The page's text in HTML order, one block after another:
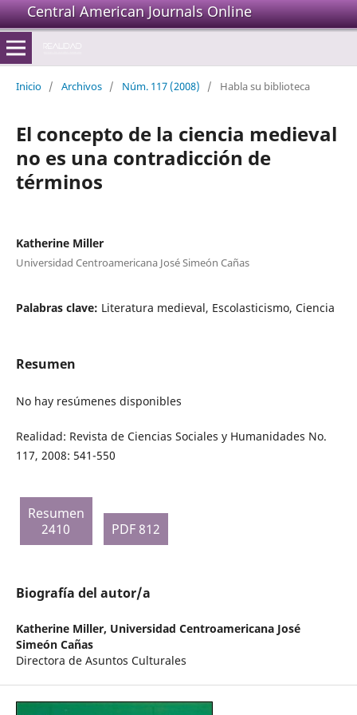
Central American Journals Online
Inicio / Archivos / Núm. 117 (2008) / Habla su biblioteca
El concepto de la ciencia medieval
no es una contradicción de
términos
Katherine Miller
Universidad Centroamericana José Simeón Cañas
Palabras clave: Literatura medieval, Escolasticismo, Ciencia
Resumen
No hay resúmenes disponibles
Realidad: Revista de Ciencias Sociales y Humanidades No.
117, 2008: 541-550
Resumen
2410
PDF 812
Biografía del autor/a
Katherine Miller, Universidad Centroamericana José
Simeón Cañas
Directora de Asuntos Culturales